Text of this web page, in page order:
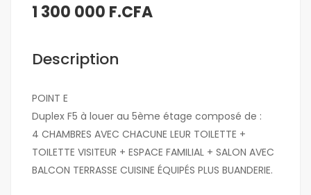
1 300 000 F.CFA
Description
POINT E
Duplex F5 à louer au 5ème étage composé de :
4 CHAMBRES AVEC CHACUNE LEUR TOILETTE +
TOILETTE VISITEUR + ESPACE FAMILIAL + SALON AVEC
BALCON TERRASSE CUISINE ÉQUIPÉS PLUS BUANDERIE.